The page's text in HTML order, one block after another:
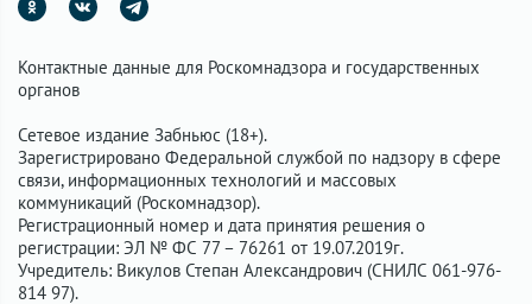
Контактные данные для Роскомнадзора и государственных
органов
Сетевое издание Забньюс (18+).
Зарегистрировано Федеральной службой по надзору в сфере
связи, информационных технологий и массовых
коммуникаций (Роскомнадзор).
Регистрационный номер и дата принятия решения о
регистрации: ЭЛ № ФС 77 – 76261 от 19.07.2019г.
Учредитель: Викулов Степан Александрович (СНИЛС 061-976-
814 97).